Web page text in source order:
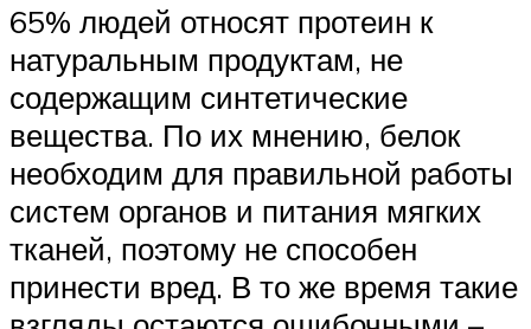
65% людей относят протеин к
натуральным продуктам, не
содержащим синтетические
вещества. По их мнению, белок
необходим для правильной работы
систем органов и питания мягких
тканей, поэтому не способен
принести вред. В то же время такие